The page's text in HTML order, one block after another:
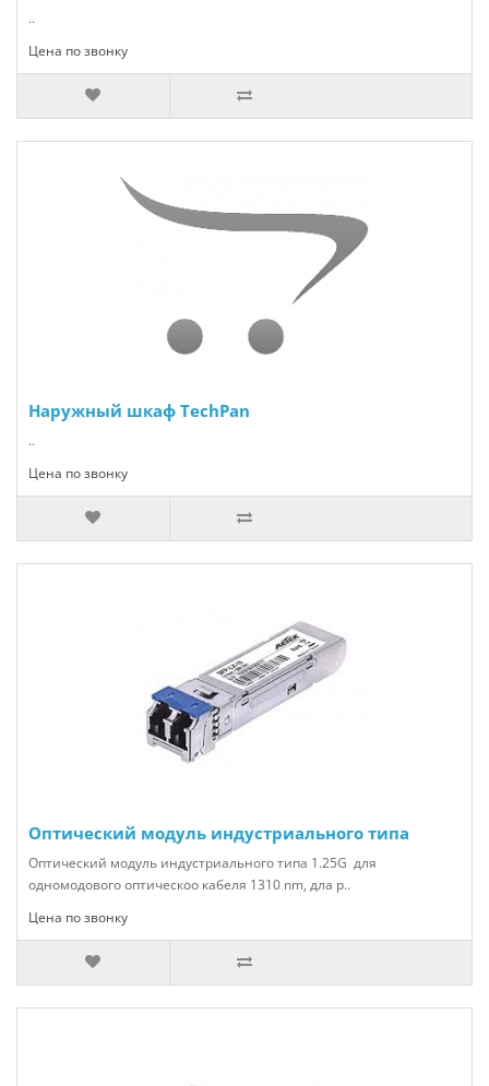
..
Цена по звонку
Наружный шкаф TechPan
..
Цена по звонку
Оптический модуль индустриального типа
Оптический модуль индустриального типа 1.25G для
одномодового оптическоо кабеля 1310 nm, дла р..
Цена по звонку